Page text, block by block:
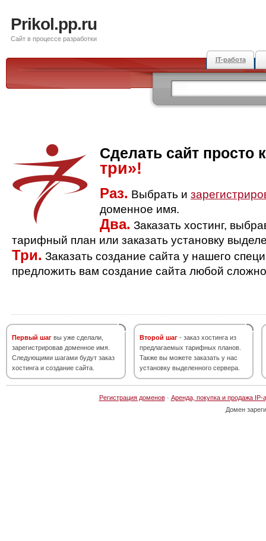
Prikol.pp.ru
Сайт в процессе разработки
IT-работа
Сделать сайт просто
три»!
Раз. Выбрать и
доменное имя.
Два. Заказать хостинг,
тарифный план или заказать установку
Три. Заказать создание сайта у нашего
предложить вам создание сайта любой
Первый шаг вы уже сделали,
зарегистрировав доменное имя.
Следующими шагами будут заказ
хостинга и создание сайта.
Второй шаг - заказ хостинга из
предлагаемых тарифных планов.
Также вы можете заказать у нас
установку выделенного сервера.
Регистрация доменов· Аренда, покупка и продажа IP-
Домен